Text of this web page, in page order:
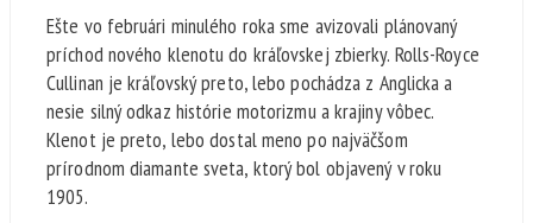
Ešte vo februári minulého roka sme avizovali plánovaný
príchod nového klenotu do kráľovskej zbierky. Rolls-Royce
Cullinan je kráľovský preto, lebo pochádza z Anglicka a
nesie silný odkaz histórie motorizmu a krajiny vôbec.
Klenot je preto, lebo dostal meno po najväčšom
prírodnom diamante sveta, ktorý bol objavený v roku
1905.